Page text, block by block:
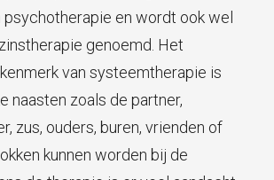
psychotherapie en wordt ook wel
genoemd. Het
van systeemtherapie is
naasten zoals de partner,
zus, ouders, buren, vrienden of
kunnen worden bij de